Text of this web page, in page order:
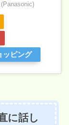
ッピング
に話し